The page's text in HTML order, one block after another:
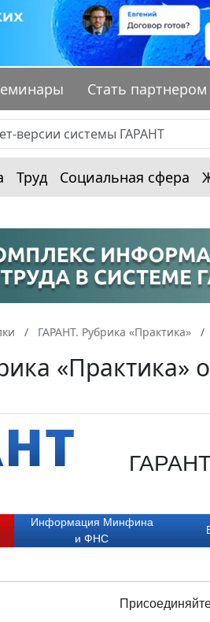
Стать партнером
Труд Социальная сфера
ГАРАНТ. Рубрика «Практика»
«Практика»
Информация Минфина
и ФНС